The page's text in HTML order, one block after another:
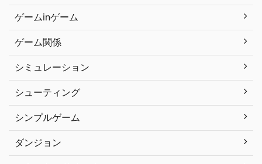
ゲームinゲーム
ゲーム関係
シミュレーション
シューティング
シンプルゲーム
ダンジョン